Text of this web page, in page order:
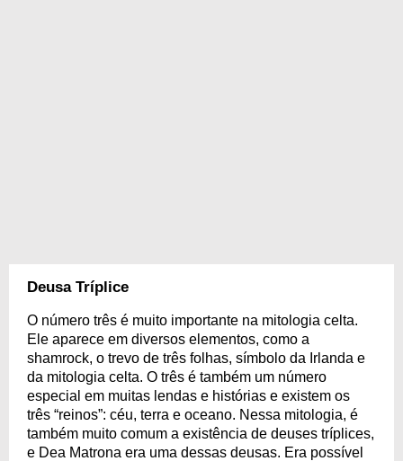
Deusa Tríplice
O número três é muito importante na mitologia celta.
Ele aparece em diversos elementos, como a
shamrock, o trevo de três folhas, símbolo da Irlanda e
da mitologia celta. O três é também um número
especial em muitas lendas e histórias e existem os
três “reinos”: céu, terra e oceano. Nessa mitologia, é
também muito comum a existência de deuses tríplices,
e Dea Matrona era uma dessas deusas. Era possível